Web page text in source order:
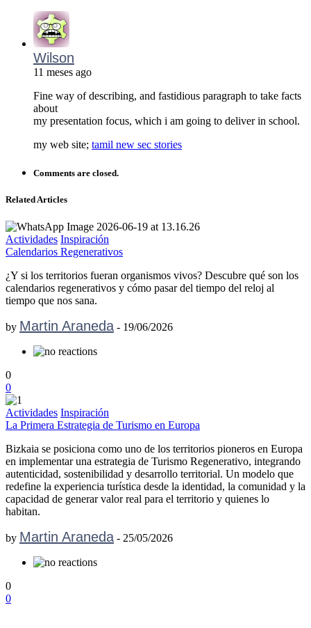
Wilson
11 meses ago
Fine way of describing, and fastidious paragraph to take facts
about
my presentation focus, which i am going to deliver in school.
my web site; tamil new sec stories
Comments are closed.
Related Articles
Actividades Inspiración
Calendarios Regenerativos
¿Y si los territorios fueran organismos vivos? Descubre qué son los
calendarios regenerativos y cómo pasar del tiempo del reloj al
tiempo que nos sana.
by Martin Araneda - 19/06/2026
0
0
Actividades Inspiración
La Primera Estrategia de Turismo en Europa
Bizkaia se posiciona como uno de los territorios pioneros en Europa
en implementar una estrategia de Turismo Regenerativo, integrando
autenticidad, sostenibilidad y desarrollo territorial. Un modelo que
redefine la experiencia turística desde la identidad, la comunidad y la
capacidad de generar valor real para el territorio y quienes lo
habitan.
by Martin Araneda - 25/05/2026
0
0